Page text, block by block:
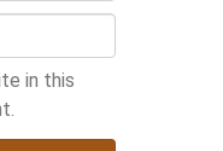
in this